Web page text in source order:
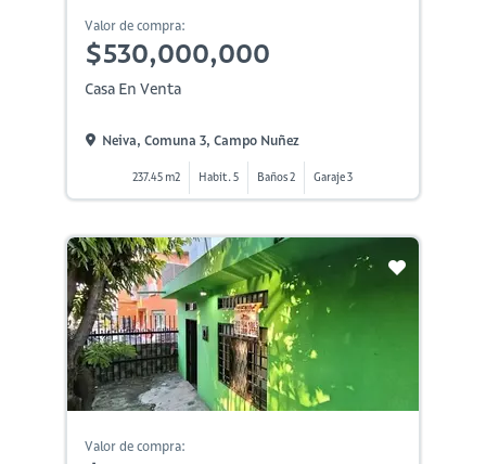
Valor de compra:
$530,000,000
Casa En Venta
Neiva, Comuna 3, Campo Nuñez
237.45 m2 Habit. 5 Baños 2 Garaje 3
Valor de compra: